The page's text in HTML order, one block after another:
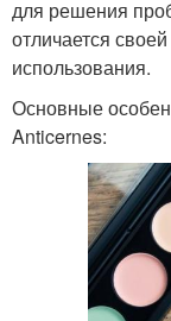
для решения
отличается
использования.
Основные
Anticernes: